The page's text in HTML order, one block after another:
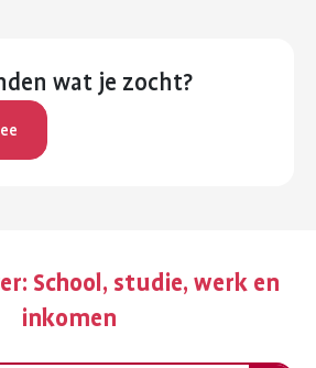
wat je zocht?
School, studie, werk en
inkomen